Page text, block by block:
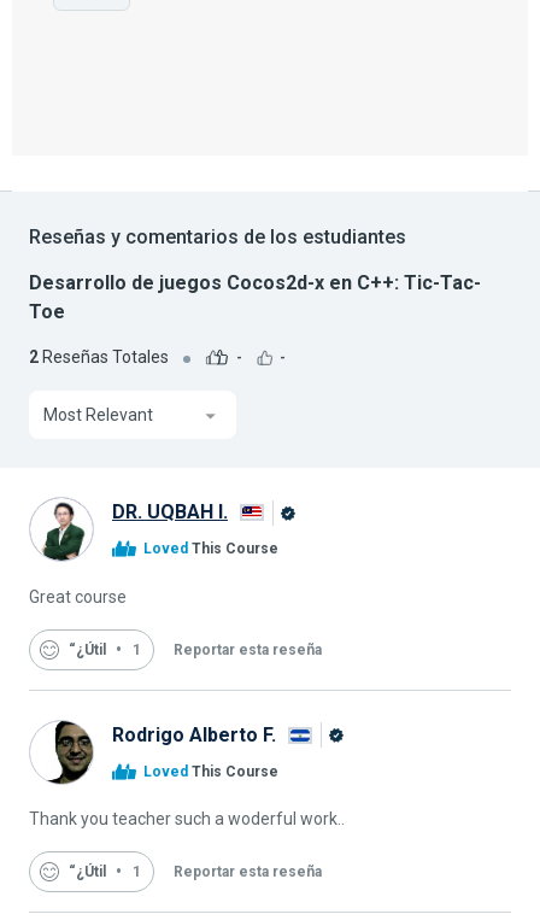
Reseñas y comentarios de los estudiantes
Desarrollo de juegos Cocos2d-x en C++: Tic-Tac-
Toe
2 Reseñas Totales - -
Most Relevant
DR. UQBAH I.
Loved This Course
Great course
“¿Útil 1 Reportar esta reseña
Rodrigo Alberto F.
Alison
Loved This Course
Thank you teacher such a woderful work..
“¿Útil 1 Reportar esta reseña